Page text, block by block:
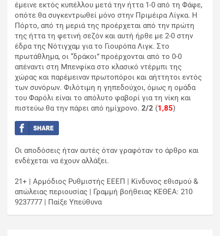
έμεινε εκτός κυπέλλου μετά την ήττα 1-0 από τη Φάφε,
οπότε θα συγκεντρωθεί μόνο στην Πριμέιρα Λίγκα. Η
Πόρτο, από τη μεριά της προέρχεται από την πρώτη
της ήττα τη φετινή σεζόν και αυτή ήρθε με 2-0 στην
έδρα της Νότιγχαμ για το Γιουρόπα Λιγκ. Στο
πρωτάθλημα, οι “δράκοι” προέρχονται από το 0-0
απέναντι στη Μπενφίκα στο κλασικό ντέρμπι της
χώρας και παρέμειναν πρωτοπόροι και αήττητοι εντός
των συνόρων. Φιλότιμη η γηπεδούχοι, όμως η ομάδα
του Φαρόλι είναι το απόλυτο φαβορί για τη νίκη και
πιστεύω θα την πάρει από ημίχρονο. 2/2 (1,85)
Οι αποδόσεις ήταν αυτές όταν γραφόταν το άρθρο και
ενδέχεται να έχουν αλλάξει.
21+ | Αρμόδιος Ρυθμιστής ΕΕΕΠ | Κίνδυνος εθισμού &
απώλειας περιουσίας | Γραμμή βοήθειας ΚΕΘΕΑ: 210
9237777 | Παίξε Υπεύθυνα